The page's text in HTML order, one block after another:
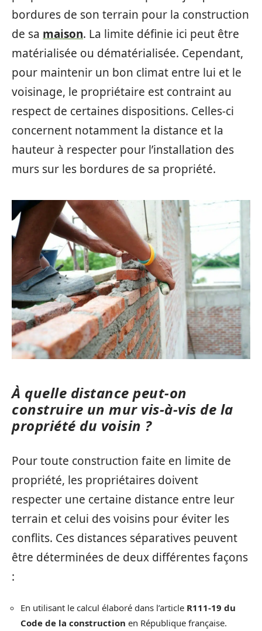
bordures de son terrain pour la construction
de sa maison. La limite définie ici peut être
matérialisée ou dématérialisée. Cependant,
pour maintenir un bon climat entre lui et le
voisinage, le propriétaire est contraint au
respect de certaines dispositions. Celles-ci
concernent notamment la distance et la
hauteur à respecter pour l’installation des
murs sur les bordures de sa propriété.
À quelle distance peut-on
construire un mur vis-à-vis de la
propriété du voisin ?
Pour toute construction faite en limite de
propriété, les propriétaires doivent
respecter une certaine distance entre leur
terrain et celui des voisins pour éviter les
conflits. Ces distances séparatives peuvent
être déterminées de deux différentes façons
:
En utilisant le calcul élaboré dans l’article R111-19 du
Code de la construction en République française.